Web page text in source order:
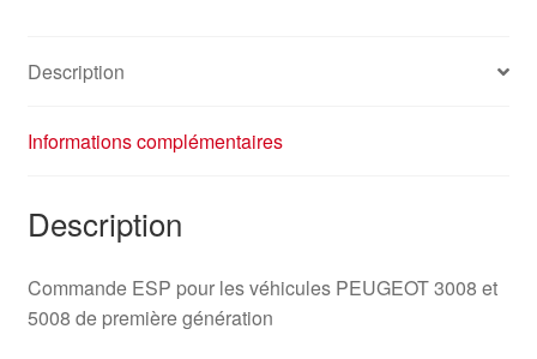
Description
Informations complémentaires
Description
Commande ESP pour les véhicules PEUGEOT 3008 et
5008 de première génération